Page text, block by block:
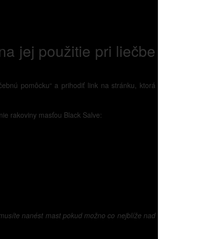
jej použitie pri liečbe
pomôcku“ a prihodiť link na stránku, ktorá
rakoviny masťou Black Salve:
nanést mast pokud možno co nejblíže nad